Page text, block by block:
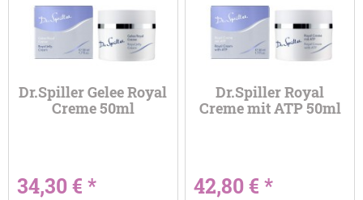
Dr.Spiller Gelee Royal
Creme 50ml
34,30 € *
Dr.Spiller Royal
Creme mit ATP 50ml
42,80 € *